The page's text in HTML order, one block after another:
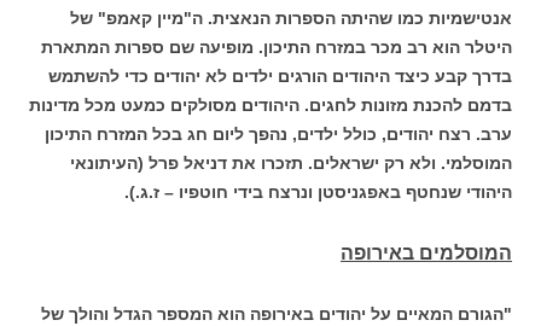
אנטישמיות כמו שהיתה הספרות הנאצית. ה"מיין קאמפ" של
היטלר הוא רב מכר במזרח התיכון. מופיעה שם ספרות המתארת
בדרך קבע כיצד היהודים הורגים ילדים לא יהודים כדי להשתמש
בדמם להכנת מזונות לחגים. היהודים מסולקים כמעט מכל מדינות
ערב. רצח יהודים, כולל ילדים, נהפך ליום חג בכל המזרח התיכון
המוסלמי. ולא רק ישראלים. תזכרו את דניאל פרל (העיתונאי
היהודי שנחטף באפגניסטן ונרצח בידי חוטפיו – ז.ג.).
המוסלמים באירופה
"הגורם המאיים על יהודים באירופה הוא המספר הגדל והולך של